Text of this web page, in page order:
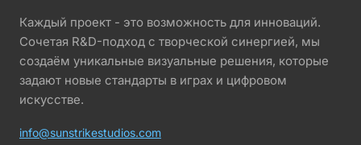
Каждый проект - это возможность для инноваций.
Сочетая R&D-подход с творческой синергией, мы
создаём уникальные визуальные решения, которые
задают новые стандарты в играх и цифровом
искусстве.
info@sunstrikestudios.com